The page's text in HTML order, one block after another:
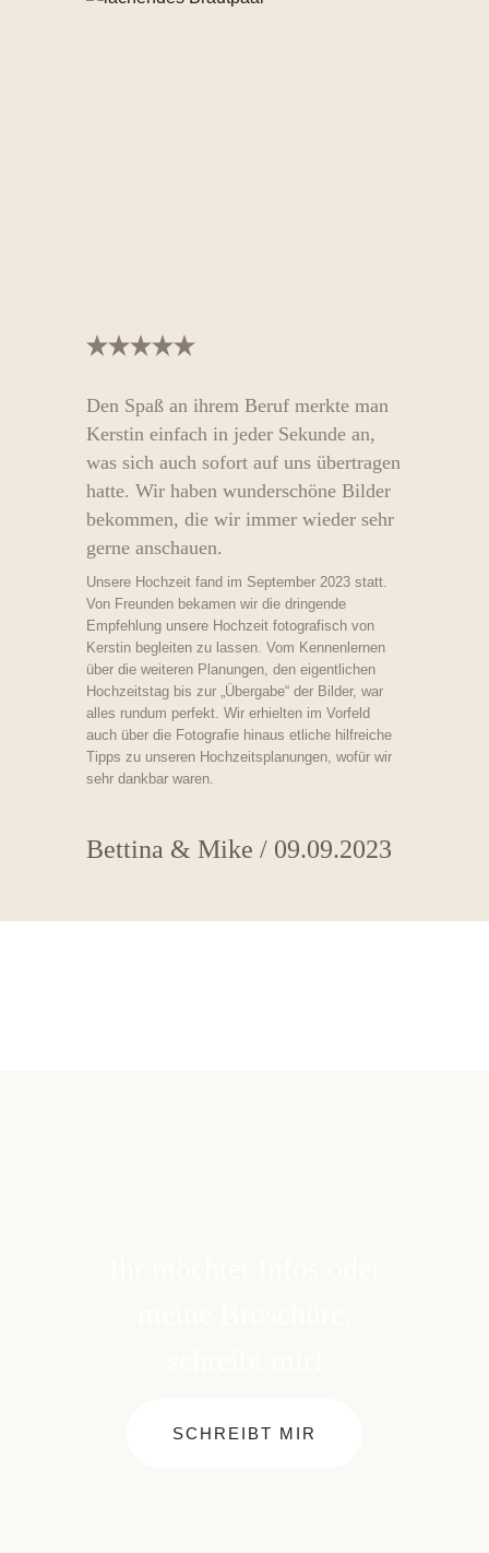
Den Spaß an ihrem Beruf merkte man
Kerstin einfach in jeder Sekunde an,
was sich auch sofort auf uns übertragen
hatte. Wir haben wunderschöne Bilder
bekommen, die wir immer wieder sehr
gerne anschauen.
Unsere Hochzeit fand im September 2023 statt.
Von Freunden bekamen wir die dringende
Empfehlung unsere Hochzeit fotografisch von
Kerstin begleiten zu lassen. Vom Kennenlernen
über die weiteren Planungen, den eigentlichen
Hochzeitstag bis zur „Übergabe“ der Bilder, war
alles rundum perfekt. Wir erhielten im Vorfeld
auch über die Fotografie hinaus etliche hilfreiche
Tipps zu unseren Hochzeitsplanungen, wofür wir
sehr dankbar waren.
Bettina & Mike / 09.09.2023
SCHREIBT MIR